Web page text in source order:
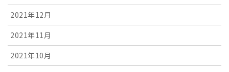
2021年12月
2021年11月
2021年10月